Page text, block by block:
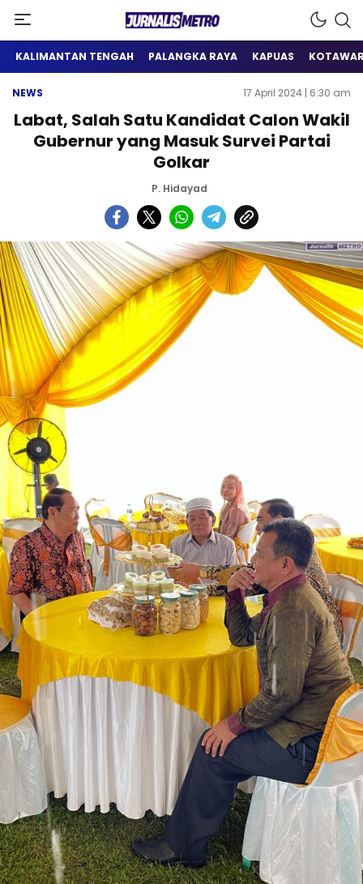
Jurnalis Metro
Satu Wadah Informasi
KALIMANTAN TENGAH PALANGKA RAYA KAPUAS
NEWS 17 April 2024 | 6:30 am
Labat, Salah Satu Kandidat Calon Wakil
Gubernur yang Masuk Survei Partai
Golkar
P. Hidayad